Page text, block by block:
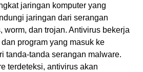
jaringan komputer yang
jaringan dari serangan
worm, dan trojan. Antivirus bekerja
program yang masuk ke
tanda-tanda serangan malware.
terdeteksi, antivirus akan